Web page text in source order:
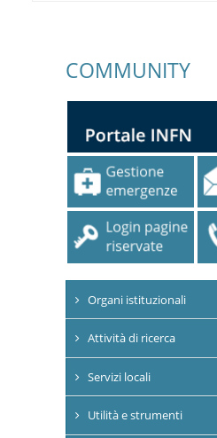
COMMUNITY
Organi istituzionali
Attività di ricerca
Servizi locali
Utilità e strumenti